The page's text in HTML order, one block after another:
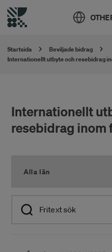
Startsida
Beviljade bidrag
Internationellt utbyte och resebidrag
Internationellt
resebidrag inom